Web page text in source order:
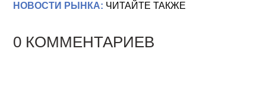
НОВОСТИ РЫНКА: ЧИТАЙТЕ ТАКЖЕ
0 КОММЕНТАРИЕВ